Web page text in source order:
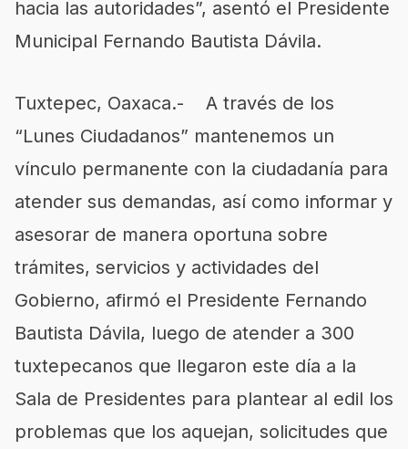
hacia las autoridades”, asentó el Presidente
Municipal Fernando Bautista Dávila.
Tuxtepec, Oaxaca.- A través de los
“Lunes Ciudadanos” mantenemos un
vínculo permanente con la ciudadanía para
atender sus demandas, así como informar y
asesorar de manera oportuna sobre
trámites, servicios y actividades del
Gobierno, afirmó el Presidente Fernando
Bautista Dávila, luego de atender a 300
tuxtepecanos que llegaron este día a la
Sala de Presidentes para plantear al edil los
problemas que los aquejan, solicitudes que